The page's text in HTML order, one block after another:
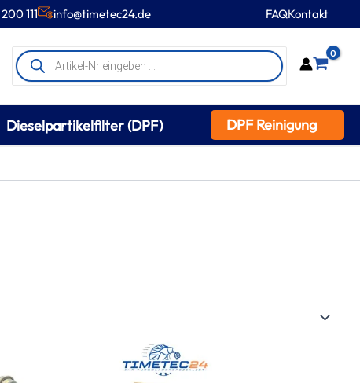
111 info@timetec24.de FAQKontakt
Products
search
0
Dieselpartikelfilter (DPF) DPF Reinigung